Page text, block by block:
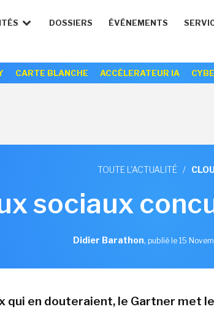
DOSSIERS ÉVÉNEMENTS
CARTE BLANCHE ACCÉLERATEUR IA
TOUTE L'ACTUALITÉ /
sociaux
Didier Barathon, publié le 15
qui en douteraient, le Gartner met